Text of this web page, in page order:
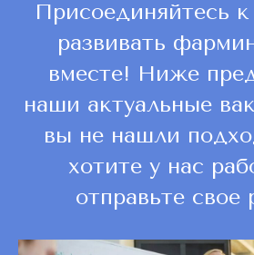
Присоединяйтесь
развивать
вместе! Ниже
наши актуальные
вы не нашли
хотите у нас
отправьте свое